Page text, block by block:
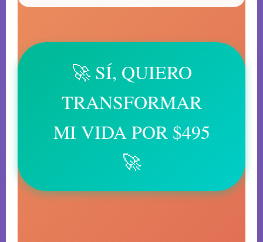
🚀 SÍ, QUIERO
TRANSFORMAR
MI VIDA POR $495
🚀